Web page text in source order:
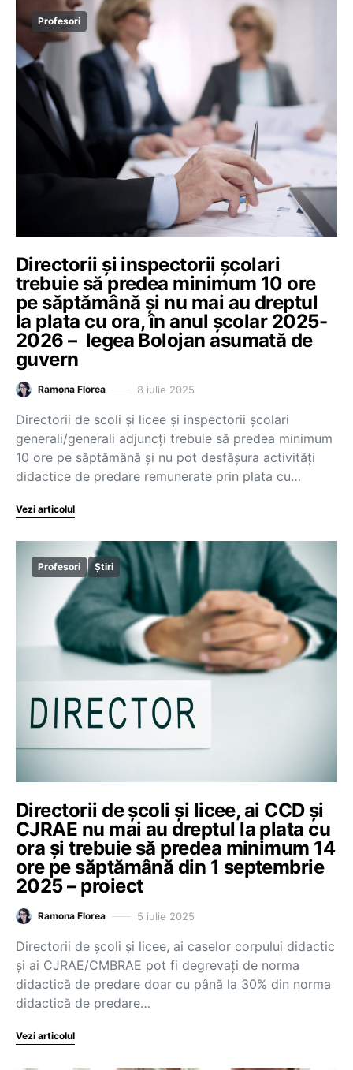
Profesori
Directorii și inspectorii școlari
trebuie să predea minimum 10 ore
pe săptămână și nu mai au dreptul
la plata cu ora, în anul școlar 2025-
2026 – legea Bolojan asumată de
guvern
Ramona Florea 8 iulie 2025
Directorii de scoli și licee și inspectorii școlari
generali/generali adjuncți trebuie să predea minimum
10 ore pe săptămână și nu pot desfășura activități
didactice de predare remunerate prin plata cu…
Vezi articolul
Profesori Știri
Directorii de școli și licee, ai CCD și
CJRAE nu mai au dreptul la plata cu
ora și trebuie să predea minimum 14
ore pe săptămână din 1 septembrie
2025 – proiect
Ramona Florea 5 iulie 2025
Directorii de școli și licee, ai caselor corpului didactic
și ai CJRAE/CMBRAE pot fi degrevați de norma
didactică de predare doar cu până la 30% din norma
didactică de predare…
Vezi articolul